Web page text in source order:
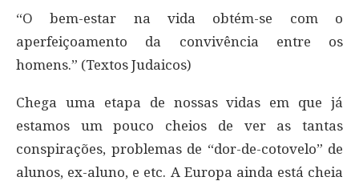
“O bem-estar na vida obtém-se com o
aperfeiçoamento da convivência entre os
homens.” (Textos Judaicos)
Chega uma etapa de nossas vidas em que já
estamos um pouco cheios de ver as tantas
conspirações, problemas de “dor-de-cotovelo” de
alunos, ex-aluno, e etc. A Europa ainda está cheia